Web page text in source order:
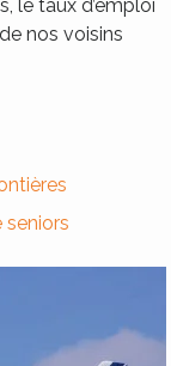
le taux d’emploi
nos voisins
seniors